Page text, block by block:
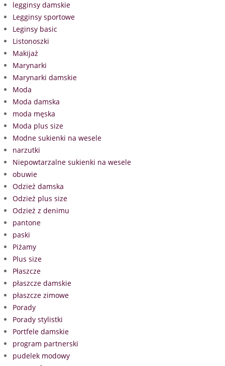
legginsy damskie
Legginsy sportowe
Leginsy basic
Listonoszki
Makijaż
Marynarki
Marynarki damskie
Moda
Moda damska
moda męska
Moda plus size
Modne sukienki na wesele
narzutki
Niepowtarzalne sukienki na wesele
obuwie
Odzież damska
Odzież plus size
Odzież z denimu
pantone
paski
Piżamy
Plus size
Płaszcze
płaszcze damskie
płaszcze zimowe
Porady
Porady stylistki
Portfele damskie
program partnerski
pudelek modowy